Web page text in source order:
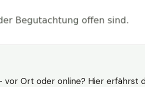
Ort oder online? Hier